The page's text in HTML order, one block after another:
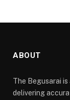
ABOUT
The Begusarai
delivering